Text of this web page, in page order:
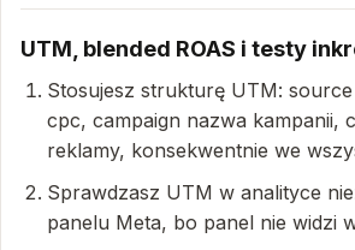
UTM, blended ROAS i testy
Stosujesz strukturę UTM:
cpc, campaign nazwa kampanii,
reklamy, konsekwentnie we
Sprawdzasz UTM w analityce
panelu Meta, bo panel nie widzi